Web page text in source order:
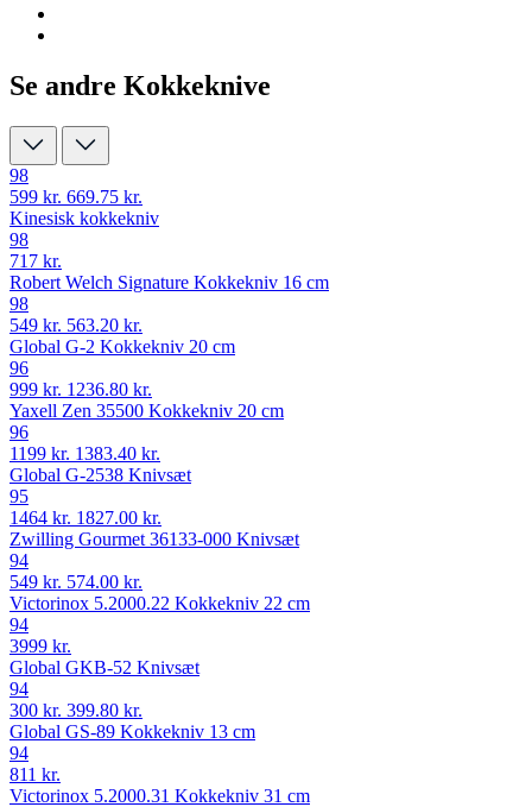
Se andre Kokkeknive
98
599 kr. 669.75 kr.
Kinesisk kokkekniv
98
717 kr.
Robert Welch Signature Kokkekniv 16 cm
98
549 kr. 563.20 kr.
Global G-2 Kokkekniv 20 cm
96
999 kr. 1236.80 kr.
Yaxell Zen 35500 Kokkekniv 20 cm
96
1199 kr. 1383.40 kr.
Global G-2538 Knivsæt
95
1464 kr. 1827.00 kr.
Zwilling Gourmet 36133-000 Knivsæt
94
549 kr. 574.00 kr.
Victorinox 5.2000.22 Kokkekniv 22 cm
94
3999 kr.
Global GKB-52 Knivsæt
94
300 kr. 399.80 kr.
Global GS-89 Kokkekniv 13 cm
94
811 kr.
Victorinox 5.2000.31 Kokkekniv 31 cm